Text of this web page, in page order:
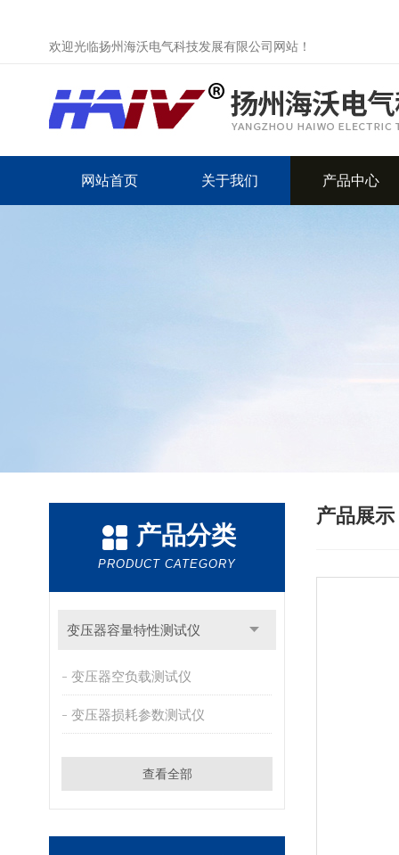
欢迎光临扬州海沃电气科技发展有限公司网站！
网站首页 关于我们 产品中心
产品分类
PRODUCT CATEGORY
变压器容量特性测试仪
变压器空负载测试仪
变压器损耗参数测试仪
查看全部
产品展示